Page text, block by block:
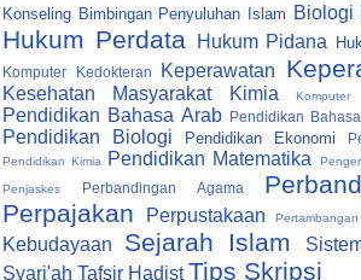
Konseling Bimbingan Penyuluhan Islam Biologi
Hukum Perdata
Hukum Pidana
Komputer
Kedokteran Keperawatan
Kesehatan Masyarakat Kimia Komputer
Pendidikan Bahasa Arab Pendidikan
Pendidikan Biologi Pendidikan Ekonomi
Pendidikan Kimia Pendidikan Matematika
Penjaskes Perbandingan Agama
Perpajakan Perpustakaan Pertambangan
Kebudayaan
Sejarah Islam
Syari'ah Tafsir Hadist Tips Skripsi